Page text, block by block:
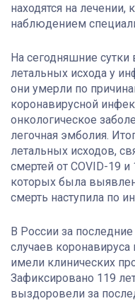
находятся на лечении,
наблюдением
На сегодняшние
летальных исхода у
они умерли по
коронавирусной
онкологическое
легочная эмболия.
летальных исходов,
смертей от COVID-19
которых была
смерть наступила по
В России за
случаев коронавируса
имели клинических
Зафиксировано 119
выздоровели за